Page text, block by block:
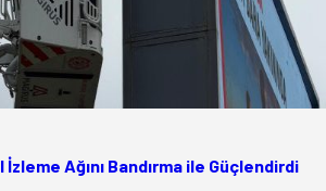
Ağını Bandırma ile Güçlendirdi